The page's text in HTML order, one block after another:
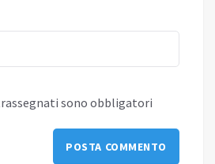
sono obbligatori